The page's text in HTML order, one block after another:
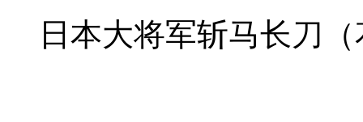
日本大将军斩马长刀